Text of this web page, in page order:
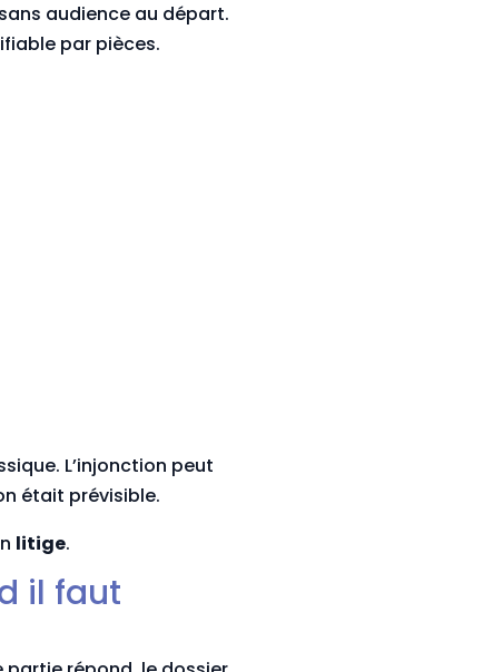
audience au départ.
par pièces.
L’injonction peut
était prévisible.
litige.
il faut